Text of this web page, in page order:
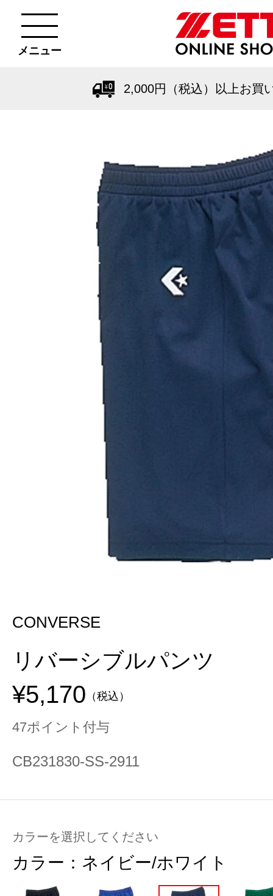
メニュー
2,000円（税込）以上お買
CONVERSE
リバーシブルパンツ
¥5,170 （税込）
47ポイント付与
CB231830-SS-2911
カラーを選択してください
カラー： ネイビー/ホワイト